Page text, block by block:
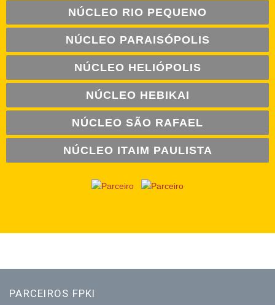
NÚCLEO RIO PEQUENO
NÚCLEO PARAISÓPOLIS
NÚCLEO HELIÓPOLIS
NÚCLEO HEBIKAI
NÚCLEO SÃO RAFAEL
NÚCLEO ITAIM PAULISTA
PARCEIROS FPKI